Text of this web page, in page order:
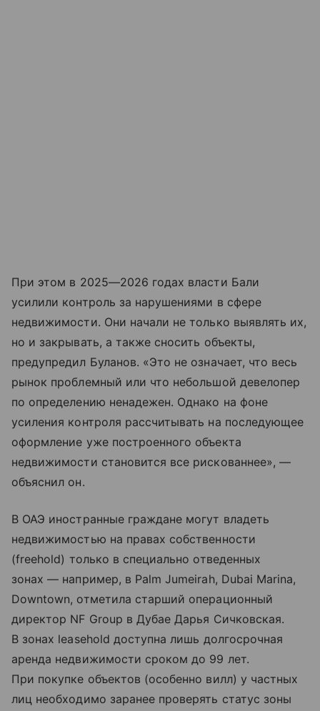
При этом в 2025—2026 годах власти Бали
усилили контроль за нарушениями в сфере
недвижимости. Они начали не только выявлять их,
но и закрывать, а также сносить объекты,
предупредил Буланов. «Это не означает, что весь
рынок проблемный или что небольшой девелопер
по определению ненадежен. Однако на фоне
усиления контроля рассчитывать на последующее
оформление уже построенного объекта
недвижимости становится все рискованнее», —
объяснил он.
В ОАЭ иностранные граждане могут владеть
недвижимостью на правах собственности
(freehold) только в специально отведенных
зонах — например, в Palm Jumeirah, Dubai Marina,
Downtown, отметила старший операционный
директор NF Group в Дубае Дарья Сичковская.
В зонах leasehold доступна лишь долгосрочная
аренда недвижимости сроком до 99 лет.
При покупке объектов (особенно вилл) у частных
лиц необходимо заранее проверять статус зоны